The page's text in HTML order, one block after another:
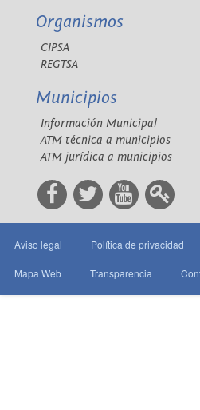
Organismos
CIPSA
REGTSA
Municipios
Información Municipal
ATM técnica a municipios
ATM jurídica a municipios
Aviso legal Política de privacidad
Mapa Web Transparencia